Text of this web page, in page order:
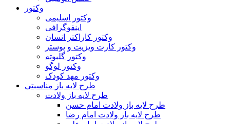
وکتور
وکتور اسلیمی
اینفوگرافی
وکتور کاراکتر انسان
وکتور کارت ویزیت و پوستر
وکتور گلبوته
وکتور لوگو
وکتور مهد کودک
طرح لایه باز مناسبتی
طرح لایه باز ولادت
طرح لایه باز ولادت امام حسن
طرح لایه باز ولادت امام رضا